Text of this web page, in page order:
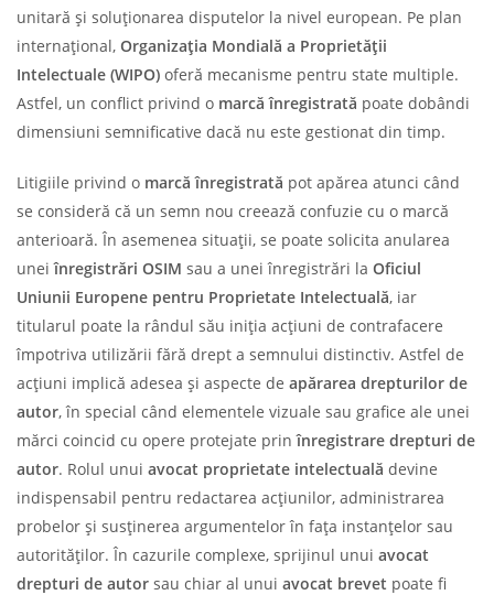
unitară și soluționarea disputelor la nivel european. Pe plan
internațional, Organizația Mondială a Proprietății
Intelectuale (WIPO) oferă mecanisme pentru state multiple.
Astfel, un conflict privind o marcă înregistrată poate dobândi
dimensiuni semnificative dacă nu este gestionat din timp.
Litigiile privind o marcă înregistrată pot apărea atunci când
se consideră că un semn nou creează confuzie cu o marcă
anterioară. În asemenea situații, se poate solicita anularea
uneiînregistrări OSIM sau a unei înregistrări la Oficiul
Uniunii Europene pentru Proprietate Intelectuală, iar
titularul poate la rândul său iniția acțiuni de contrafacere
împotriva utilizării fără drept a semnului distinctiv. Astfel de
acțiuni implică adesea și aspecte de apărarea drepturilor de
autor, în special când elementele vizuale sau grafice ale unei
mărci coincid cu opere protejate prinînregistrare drepturi de
autor. Rolul unui avocat proprietate intelectuală devine
indispensabil pentru redactarea acțiunilor, administrarea
probelor și susținerea argumentelor în fața instanțelor sau
autorităților. În cazurile complexe, sprijinul unui avocat
drepturi de autor sau chiar al unui avocat brevet poate fi